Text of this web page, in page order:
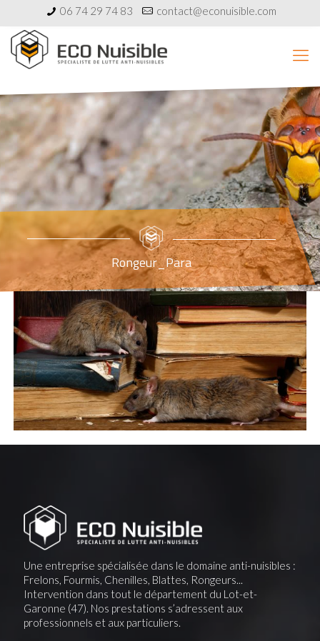
06 74 29 74 83 contact@econuisible.com
Rongeur_Para
Une entreprise spécialisée dans le domaine anti-nuisibles :
Frelons, Fourmis, Chenilles, Blattes, Rongeurs...
Intervention dans tout le département du Lot-et-
Garonne (47). Nos prestations s’adressent aux
professionnels et aux particuliers.